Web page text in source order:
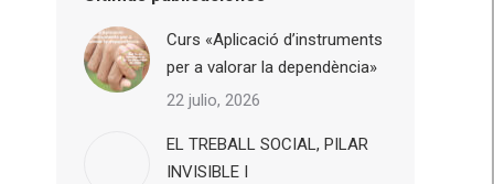
Curs «Aplicació d’instruments
per a valorar la dependència»
22 julio, 2026
EL TREBALL SOCIAL, PILAR
INVISIBLE I